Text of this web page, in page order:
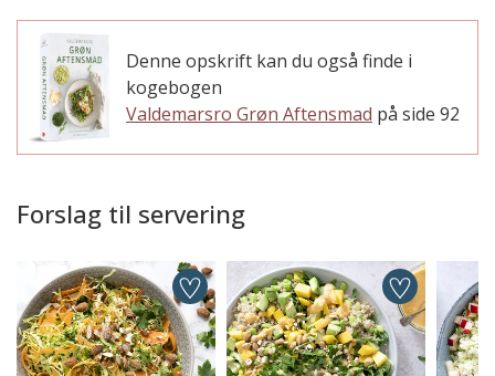
Denne opskrift kan du også finde i
kogebogen
Valdemarsro Grøn Aftensmad på side 92
Forslag til servering